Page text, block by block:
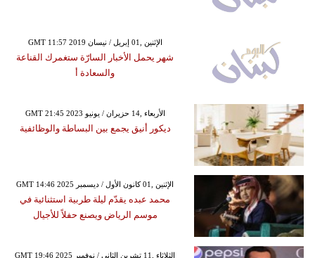
GMT 11:57 2019 الإثنين ,01 إبريل / نيسان
شهر يحمل الأخبار السارّة ستغمرك القناعة
والسعادة أ
GMT 21:45 2023 الأربعاء ,14 حزيران / يونيو
ديكور أنيق يجمع بين البساطة والوظائفية
GMT 14:46 2025 الإثنين ,01 كانون الأول / ديسمبر
محمد عبده يقدّم ليلة طربية استثنائية في
موسم الرياض ويصنع حفلاً للأجيال
GMT 19:46 2025 الثلاثاء ,11 تشرين الثاني / نوفمبر